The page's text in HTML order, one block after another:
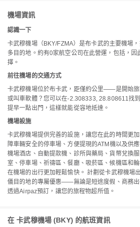
機場資訊
認識一下
卡武穆機場（BKY/FZMA）是布卡武的主要機場
多目的地。約有0家航空公司在此營運，包括，因
擇。
前往機場的交通方式
卡武穆機場位於布卡武，距僅約公里——是開始旅
或叫車軟體？您可以在-2.308333, 28.808611找
提早一點出門，這樣就能從容地抵達。
機場設施
卡武穆機場提供完善的設施，讓您在此的時間更
障車輛安全的停車場、方便提現的ATM機以及
機場酒店、自動提款機、診所與藥局、貨幣兌換
室、停車場、祈禱區、餐廳、吸菸區、候機區和
在機場的出行更加輕鬆愉快。 計劃從卡武穆機場
儀目的地的專屬優惠——無論是短途度假、商務出
透過Airpaz預訂，讓您的旅程物超所值。
在 卡武穆機場 (BKY) 的航班資訊